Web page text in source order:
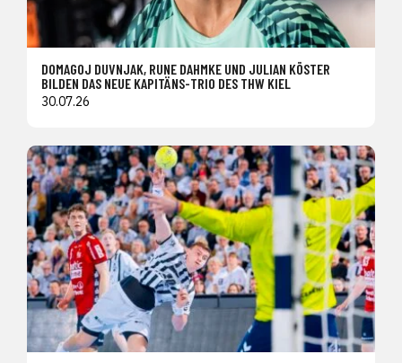
DOMAGOJ DUVNJAK, RUNE DAHMKE UND JULIAN KÖSTER
BILDEN DAS NEUE KAPITÄNS-TRIO DES THW KIEL
30.07.26